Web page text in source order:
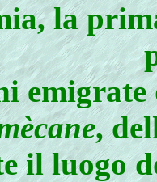
la
,
il luogo